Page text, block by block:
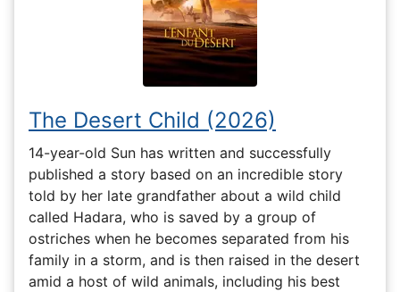
The Desert Child (2026)
14-year-old Sun has written and successfully
published a story based on an incredible story
told by her late grandfather about a wild child
called Hadara, who is saved by a group of
ostriches when he becomes separated from his
family in a storm, and is then raised in the desert
amid a host of wild animals, including his best